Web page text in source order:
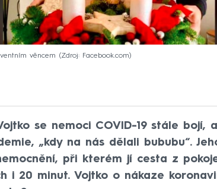
věncem Zdroj: Facebook.com
se nemoci COVID-19 stále bojí,
„kdy na nás dělali bububu“.
při kterém jí cesta z
i 20 minut. Vojtko o nákaze